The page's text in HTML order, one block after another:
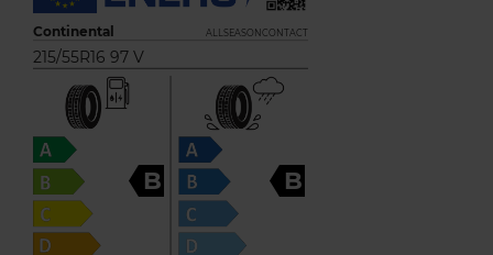
Continental ALLSEASONCONTACT
215/55R16 97 V
B B